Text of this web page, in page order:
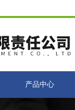
产品中心